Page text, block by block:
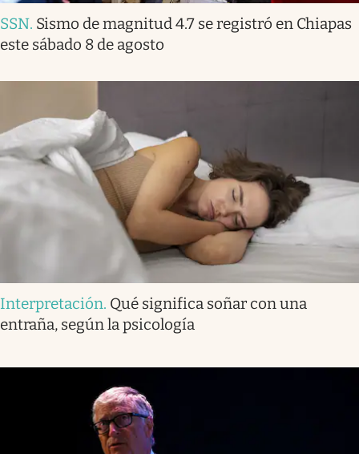
SSN. Sismo de magnitud 4.7 se registró en Chiapas
este sábado 8 de agosto
Interpretación. Qué significa soñar con una
entraña, según la psicología